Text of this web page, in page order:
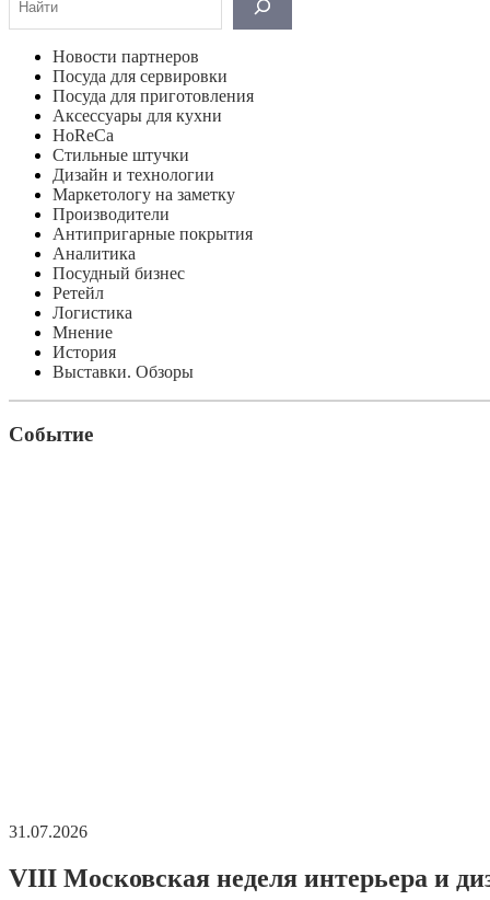
Новости партнеров
Посуда для сервировки
Посуда для приготовления
Аксессуары для кухни
HoReCa
Стильные штучки
Дизайн и технологии
Маркетологу на заметку
Производители
Антипригарные покрытия
Аналитика
Посудный бизнес
Ретейл
Логистика
Мнение
История
Выставки. Обзоры
Событие
31.07.2026
VIII Московская неделя интерьера и